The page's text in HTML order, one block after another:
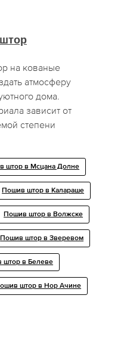
на кованые
атмосферу
дома.
зависит от
степени
штор в Мсцана Долне
Пошив штор в Калараше
Пошив штор в Волжске
Пошив штор в Зверевом
штор в Белеве
штор в Нор Ачине